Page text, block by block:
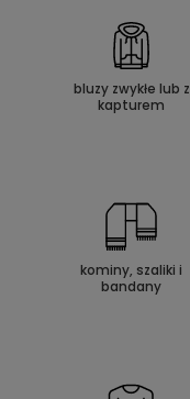
bluzy zwykłe lub z
kapturem
kominy, szaliki i
bandany